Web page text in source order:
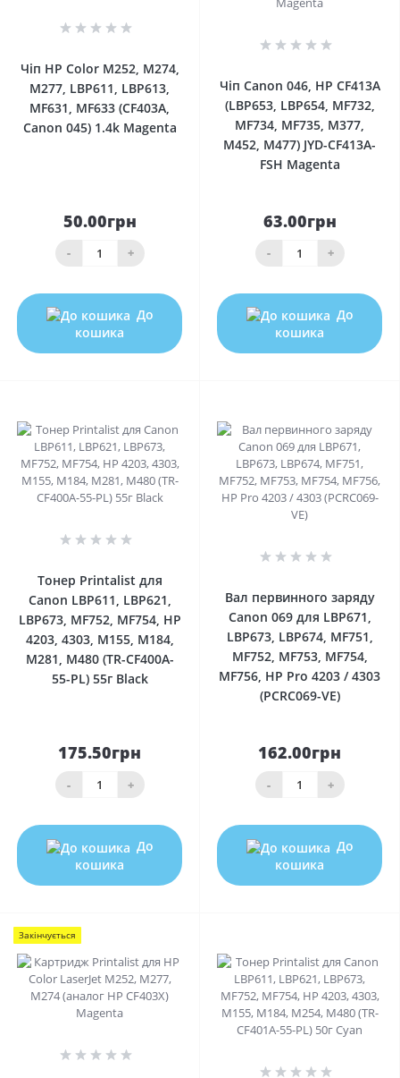
Чіп HP Color M252, M274,
M277, LBP611, LBP613,
MF631, MF633 (CF403A,
Canon 045) 1.4k Magenta
50.00грн
- +
До
кошика
Чіп Canon 046, HP CF413A
(LBP653, LBP654, MF732,
MF734, MF735, M377,
M452, M477) JYD-CF413A-
FSH Magenta
63.00грн
- +
До
кошика
Тонер Printalist для
Canon LBP611, LBP621,
LBP673, MF752, MF754, HP
4203, 4303, M155, M184,
M281, M480 (TR-CF400A-
55-PL) 55г Black
175.50грн
- +
До
кошика
Вал первинного заряду
Canon 069 для LBP671,
LBP673, LBP674, MF751,
MF752, MF753, MF754,
MF756, HP Pro 4203 / 4303
(PCRC069-VE)
162.00грн
- +
До
кошика
Закінчується